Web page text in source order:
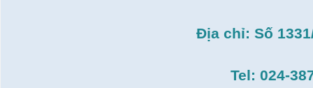
Địa chỉ: Số
Tel: 024-